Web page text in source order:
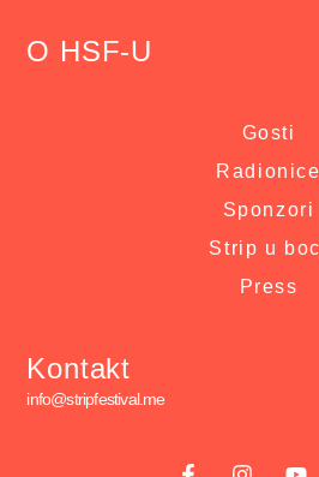
Kontakt
info@stripfestival.me
O HSF-U
Gosti
Radionice
Sponzori
Strip u
Press